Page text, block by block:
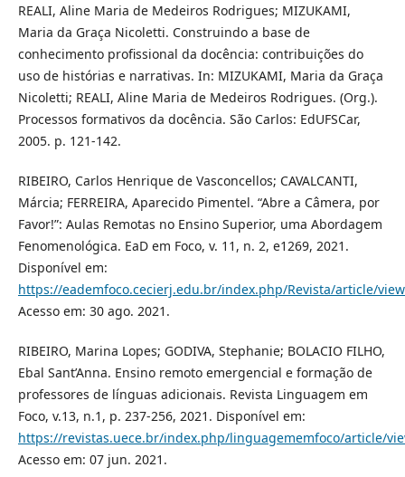
REALI, Aline Maria de Medeiros Rodrigues; MIZUKAMI,
Maria da Graça Nicoletti. Construindo a base de
conhecimento profissional da docência: contribuições do
uso de histórias e narrativas. In: MIZUKAMI, Maria da Graça
Nicoletti; REALI, Aline Maria de Medeiros Rodrigues. (Org.).
Processos formativos da docência. São Carlos: EdUFSCar,
2005. p. 121-142.
RIBEIRO, Carlos Henrique de Vasconcellos; CAVALCANTI,
Márcia; FERREIRA, Aparecido Pimentel. “Abre a Câmera, por
Favor!”: Aulas Remotas no Ensino Superior, uma Abordagem
Fenomenológica. EaD em Foco, v. 11, n. 2, e1269, 2021.
Disponível em:
https://eademfoco.cecierj.edu.br/index.php/Revista/article/
Acesso em: 30 ago. 2021.
RIBEIRO, Marina Lopes; GODIVA, Stephanie; BOLACIO FILHO,
Ebal Sant’Anna. Ensino remoto emergencial e formação de
professores de línguas adicionais. Revista Linguagem em
Foco, v.13, n.1, p. 237-256, 2021. Disponível em:
https://revistas.uece.br/index.php/linguagememfoco/article/
Acesso em: 07 jun. 2021.